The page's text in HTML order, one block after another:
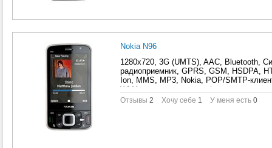
Nokia N96
1280x720, 3G (UMTS), AAC, Bluetooth,
радиоприемник, GPRS, GSM, HSDPA,
Ion, MMS, MP3, Nokia, POP/SMTP-
WMA, автодозвон, автофокус,
виброзвонок, встроенная, Встроенный
Отзывы 2 Хочу себе 1 У меня есть 0